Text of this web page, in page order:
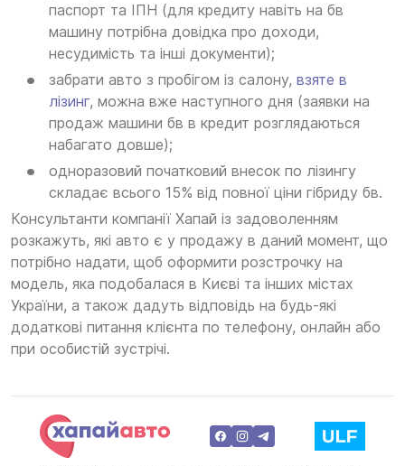
паспорт та ІПН (для кредиту навіть на бв
машину потрібна довідка про доходи,
несудимість та інші документи);
забрати авто з пробігом із салону, взяте в
лізинг, можна вже наступного дня (заявки на
продаж машини бв в кредит розглядаються
набагато довше);
одноразовий початковий внесок по лізингу
складає всього 15% від повної ціни гібриду бв.
Консультанти компанії Хапай із задоволенням
розкажуть, які авто є у продажу в даний момент, що
потрібно надати, щоб оформити розстрочку на
модель, яка подобалася в Києві та інших містах
України, а також дадуть відповідь на будь-які
додаткові питання клієнта по телефону, онлайн або
при особистій зустрічі.